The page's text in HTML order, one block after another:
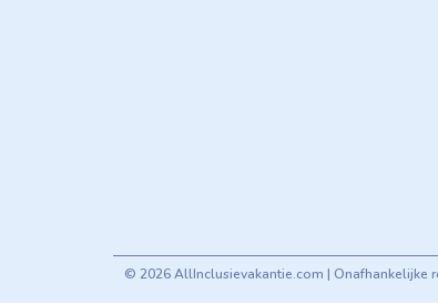
© 2026 AllInclusievakantie.com | Onafhankelijke